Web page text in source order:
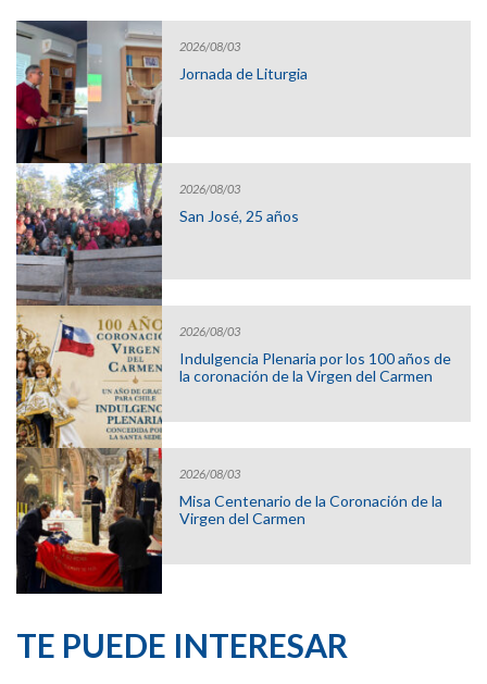
2026/08/03
Jornada de Liturgia
2026/08/03
San José, 25 años
2026/08/03
Indulgencia Plenaria por los 100 años de
la coronación de la Virgen del Carmen
2026/08/03
Misa Centenario de la Coronación de la
Virgen del Carmen
TE PUEDE INTERESAR